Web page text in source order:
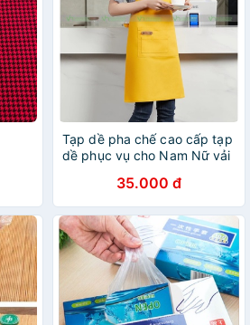
Tạp dề pha chế cao cấp tạp
dề phục vụ cho Nam Nữ vải
35.000 đ